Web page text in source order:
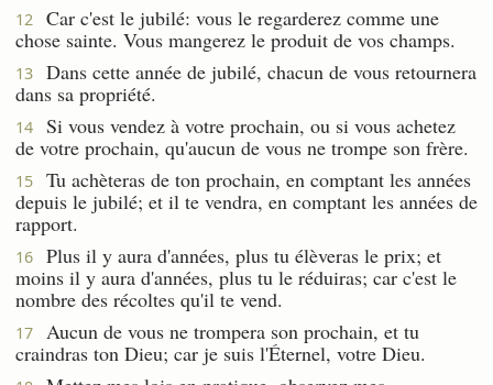
12
Car c'est le jubilé: vous le regarderez comme une
chose sainte. Vous mangerez le produit de vos champs.
13
Dans cette année de jubilé, chacun de vous retournera
dans sa propriété.
14
Si vous vendez à votre prochain, ou si vous achetez
de votre prochain, qu'aucun de vous ne trompe son frère.
15
Tu achèteras de ton prochain, en comptant les années
depuis le jubilé; et il te vendra, en comptant les années de
rapport.
16
Plus il y aura d'années, plus tu élèveras le prix; et
moins il y aura d'années, plus tu le réduiras; car c'est le
nombre des récoltes qu'il te vend.
17
Aucun de vous ne trompera son prochain, et tu
craindras ton Dieu; car je suis l'Éternel, votre Dieu.